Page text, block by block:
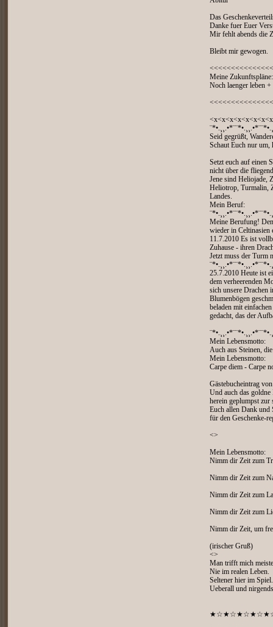
Das
Danke fuer Euer
Mir fehlt abends die
Bleibt mir gewogen.
Meine Zukunftspläne:
Noch laenger leben
Seid gegrüßt,
Schaut Euch nur um,
Setzt euch auf einen
nicht über die
Jene sind Heliojade,
Heliotrop, Turmalin,
Landes.
Mein Beruf:
Meine Berufung!
wieder in Celtinasien
11.7.2010 Es ist
Zuhause - ihren
Jetzt muss der Turm
25.7.2010 Heute ist
dem verheerenden
sich unsere Drachen
Blumenbögen
beladen mit
gedacht, das der
Mein Lebensmotto:
Auch aus Steinen,
Mein Lebensmotto:
Carpe diem - Carpe
Gästebucheintrag
Und auch das goldne
herein geplumpst zur
Euch allen Dank und
für den Geschenke-
<>
Mein Lebensmotto:
Nimm dir Zeit zum
Nimm dir Zeit zum
Nimm dir Zeit zum
Nimm dir Zeit zum
Nimm dir Zeit, um
(irischer Gruß)
<>
Man trifft mich
Nie im realen Leben.
Seltener hier im Spiel.
Ueberall und